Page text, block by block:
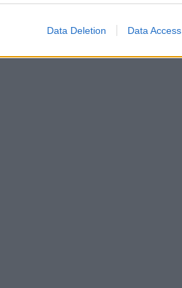
Data Deletion Data Access